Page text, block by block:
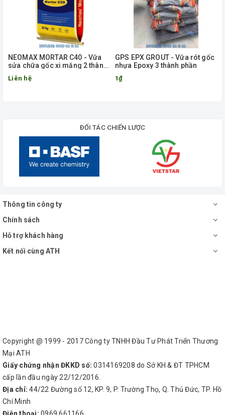
NEOMAX MORTAR C40 - Vữa
sửa chữa gốc xi măng 2 thành
Liên hệ
GPS EPX GROUT - Vữa rót gốc
nhựa Epoxy 3 thành phần
1₫
ĐỐI TÁC CHIẾN LƯỢC
Thông tin công ty
Chính sách
Hỗ trợ khách hàng
Kết nối cùng ATH
Copyright @ 1999 - 2017 Công ty TNHH Đầu Tư Phát Triển Thương
Mại ATH
Giấy chứng nhận ĐKKD số: 0314169208 do Sở KH & ĐT TPHCM
cấp lần đầu ngày 22/12/2016.
Địa chỉ: 44/22 Đường số 12, KP. 9, P. Trường Thọ, Q. Thủ Đức, TP. Hồ
Chí Minh
Điện thoại: 0969 661166